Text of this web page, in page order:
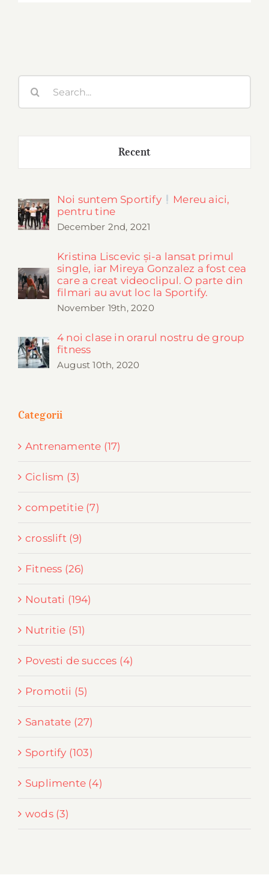
Recent
Noi suntem Sportify
Mereu aici,
pentru tine
December 2nd, 2021
Kristina Liscevic și-a lansat primul
single, iar Mireya Gonzalez a fost cea
care a creat videoclipul. O parte din
filmari au avut loc la Sportify.
November 19th, 2020
4 noi clase in orarul nostru de group
fitness
August 10th, 2020
Categorii
Antrenamente (17)
Ciclism (3)
competitie (7)
crosslift (9)
Fitness (26)
Noutati (194)
Nutritie (51)
Povesti de succes (4)
Promotii (5)
Sanatate (27)
Sportify (103)
Suplimente (4)
wods (3)